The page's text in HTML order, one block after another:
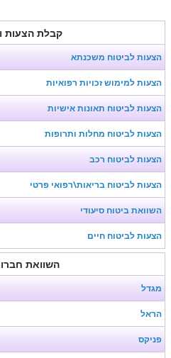
קבלת הצעות
הצעות לביטוח משכנתא
הצעות למימוש זכויות רפואיות
הצעות לביטוח תאונות אישיות
הצעות לביטוח מחלות ותרופות
הצעות לביטוח רכב
הצעות לביטוח בריאות\רפואי פרטי
השוואת ביטוח סיעודי
הצעות לביטוח חיים
השוואת
מגדל
הראל
פניקס